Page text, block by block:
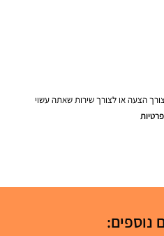
הצעה או לצורך שירות שאתה עשוי
נוספים: